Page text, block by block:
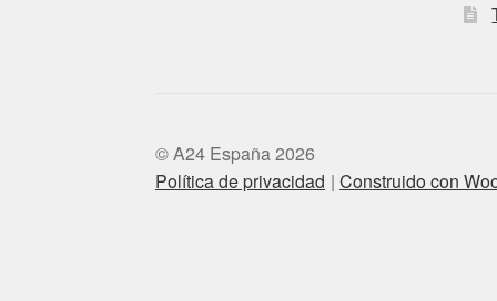
© A24 España 2026
Política de privacidad
Construido con